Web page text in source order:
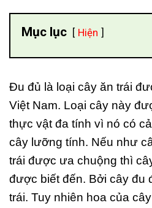
Mục lục Hiện
Đu đủ là loại cây ăn trái
Việt Nam. Loại cây này
thực vật đa tính vì nó có
cây lưỡng tính. Nếu như
trái được ưa chuộng thì
được biết đến. Bởi cây đu
trái. Tuy nhiên hoa của